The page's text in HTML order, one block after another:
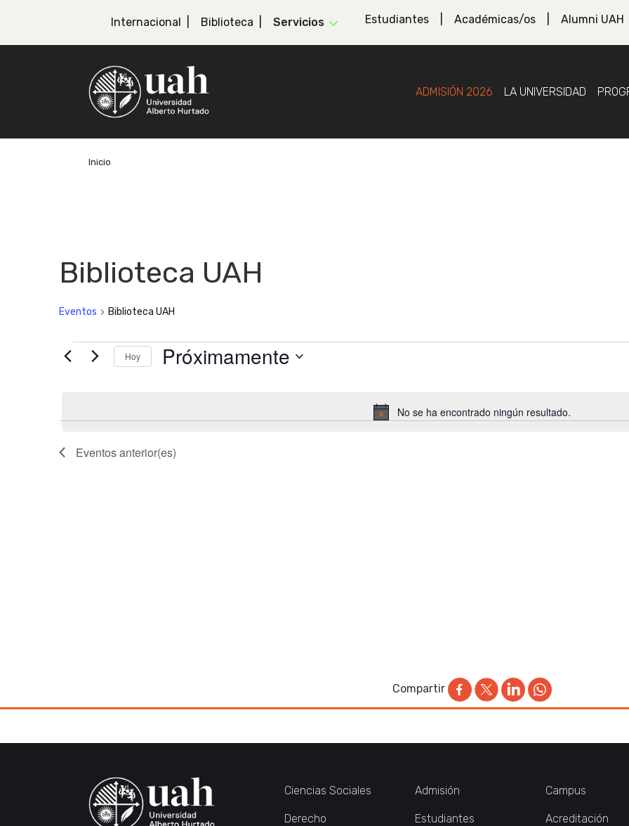
Internacional Biblioteca Servicios Estudiantes Académicas/os Alumni UAH
ADMISIÓN 2026 LA UNIVERSIDAD
Inicio
Biblioteca UAH
Eventos Biblioteca UAH
Eventos
Aviso
No se ha encontrado ningún resultado.
Hoy Próximamente
Eventosanterior(es)
Compartir
Ciencias Sociales
Derecho
Admisión
Estudiantes
Campus
Acreditación